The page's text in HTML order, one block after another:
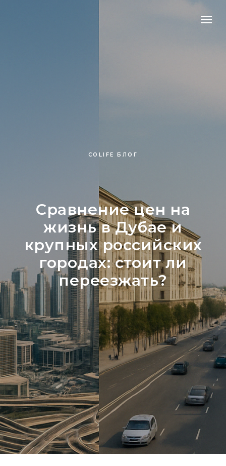
COLIFE БЛОГ
Сравнение цен на
жизнь в Дубае и
крупных российских
городах: стоит ли
переезжать?